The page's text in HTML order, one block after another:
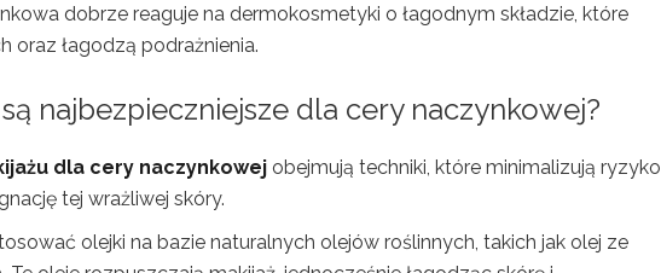
dobrze reaguje na dermokosmetyki o łagodnym składzie, które
oraz łagodzą podrażnienia.
najbezpieczniejsze dla cery naczynkowej?
dla cery naczynkowej obejmują techniki, które minimalizują ryzyko
tej wrażliwej skóry.
olejki na bazie naturalnych olejów roślinnych, takich jak olej ze